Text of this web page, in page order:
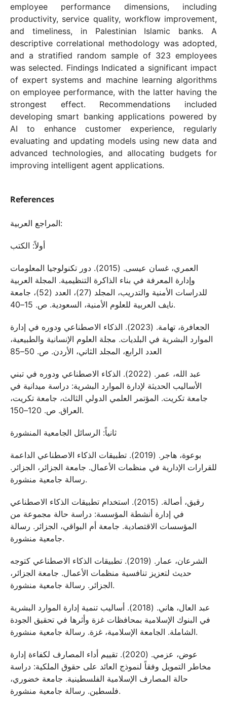
employee performance dimensions, including
productivity, service quality, workflow improvement,
and timeliness, in Palestinian Islamic banks. A
descriptive correlational methodology was adopted,
and a stratified random sample of 323 employees
was selected. Findings Indicated a significant impact
of expert systems and machine learning algorithms
on employee performance, with the latter having the
strongest effect. Recommendations included
developing smart banking applications powered by
AI to enhance customer experience, regularly
evaluating and updating models using new data and
advanced technologies, and allocating budgets for
improving intelligent agent applications.
References
المراجع العربية:
أولاً: الكتب
العمري، غسان عيسى. (2015). دور تكنولوجيا المعلومات
وإدارة المعرفة في بناء الذاكرة التنظيمية. المجلة العربية
للدراسات الأمنية والتدريب، المجلد (27)، العدد (52)، جامعة
نايف العربية للعلوم الأمنية، السعودية. ص. 15–40.
الجعافرة، تهامة. (2023). الذكاء الاصطناعي ودوره في إدارة
الموارد البشرية في البلديات. مجلة العلوم الإنسانية والطبيعية،
العدد الرابع، المجلد الثاني، الأردن. ص. 50–85
عبد الله، عمر. (2022). الذكاء الاصطناعي ودوره في تبني
الأساليب الحديثة لإدارة الموارد البشرية: دراسة ميدانية في
جامعة تكريت. المؤتمر العلمي الدولي الثالث، جامعة تكريت،
العراق. ص. 120–150.
ثانياً: الرسائل الجامعية المنشورة
بوعوة، هاجر. (2019). تطبيقات الذكاء الاصطناعي الداعمة
للقرارات الإدارية في منظمات الأعمال. جامعة الجزائر، الجزائر.
رسالة جامعية منشورة.
رقيق، أصالة. (2015). استخدام تطبيقات الذكاء الاصطناعي
في إدارة أنشطة المؤسسة: دراسة حالة مجموعة من
المؤسسات الاقتصادية. جامعة أم البواقي، الجزائر. رسالة
جامعية منشورة.
الشرعان، عمار. (2019). تطبيقات الذكاء الاصطناعي كتوجه
حديث لتعزيز تنافسية منظمات الأعمال. جامعة الجزائر،
الجزائر. رسالة جامعية منشورة.
عبد العال، هاني. (2018). أساليب تنمية إدارة الموارد البشرية
في البنوك الإسلامية بمحافظات غزة وأثرها في تحقيق الجودة
الشاملة. الجامعة الإسلامية، غزة. رسالة جامعية منشورة.
عوض، عزمي. (2020). تقييم أداء المصارف لكفاءة إدارة
مخاطر التمويل وفقاً لنموذج العائد على حقوق الملكية: دراسة
حالة المصارف الإسلامية الفلسطينية. جامعة خضوري،
فلسطين. رسالة جامعية منشورة.